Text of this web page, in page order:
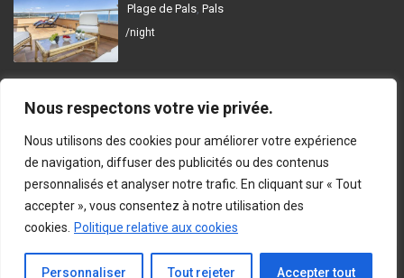
Nous respectons votre vie privée.
Nous utilisons des cookies pour améliorer votre expérience
de navigation, diffuser des publicités ou des contenus
personnalisés et analyser notre trafic. En cliquant sur « Tout
accepter », vous consentez à notre utilisation des
cookies.
Politique relative aux cookies
Personnaliser Tout rejeter Accepter tout
Plage de Pals, Pals
/night
GolfMar Pals
info@golfmarpals.com
https://golfmarpals.com/
Politique de Confidentialité et Conditions d’Utilisation
En Contact